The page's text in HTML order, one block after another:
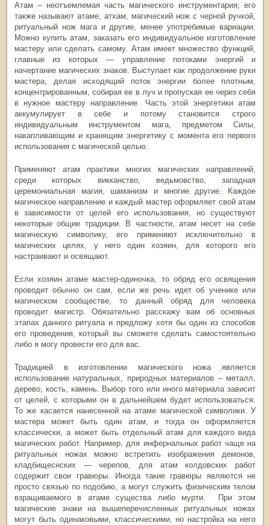
Атам – неотъемлемая часть магического инструментария; его
также называют атаме, атхам, магический нож с черной ручкой,
ритуальный нож мага и другие, менее употребимые вариации.
Можно купить атам, заказать его индивидуальное изготовление
мастеру или сделать самому. Атам имеет множество функций,
главные из которых — управление потоками энергий и
начертание магических знаков. Выступает как продолжение руки
мастера, делая исходящий поток энергии более плотным,
концентрированным, собирая ее в луч и пропуская ее через себя
в нужное мастеру направление. Часть этой энергетики атам
аккумулирует в себе и потому становится строго
индивидуальным инструментом мага, предметом Силы,
накапливающим и хранящим энергетику с момента его первого
использования с магической целью.
Применяют атам практики многих магических направлений,
среди которых викканство, ведьмовство, западная
церемониальная магия, шаманизм и многие другие. Каждое
магическое направление и каждый мастер оформляет свой атам
в зависимости от целей его использования, но существуют
некоторые общие традиции. В частности, атам несет на себе
магическую символику, его применяют исключительно в
магических целях, у него один хозяин, для которого его
настраивают и освящают.
Если хозяин атаме мастер-одиночка, то обряд его освящения
проводит обычно он сам, если же речь идет об ученике или
магическом сообществе, то данный обряд для человека
проводит магистр. Обязательно расскажу вам об основных
этапах данного ритуала и предложу хотя бы один из способов
его проведения, который вы сможете сделать самостоятельно
либо я могу провести его для вас.
Традицией в изготовлении магического ножа является
использование натуральных, природных материалов – металл,
дерево, кость, камень. Выбор того или иного материала зависит
от целей, с которыми он в дальнейшем будет использоваться.
То же касается нанесенной на атаме магической символики. У
мастера может быть один атам, и тогда он оформляется
классически, а может быть отдельный атам для каждого вида
магических работ. Например, для инфернальных работ чаще на
ритуальных ножах можно встретить изображения демонов,
кладбищеснских — черепов, для атам колдовских работ
содержит свои гравюры. Иногда такие гравюры являются не
просто связью по подобию, а могут служить физическим телом
взращиваемого в атаме существа либо мурти. При этом
магические знаки на вышеперечисленных ритуальных ножах
могут быть одинаковыми, классическими, но настройка на него